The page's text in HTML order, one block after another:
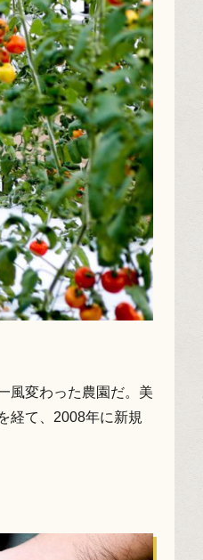
風変わった農園だ。美
経て、2008年に新規